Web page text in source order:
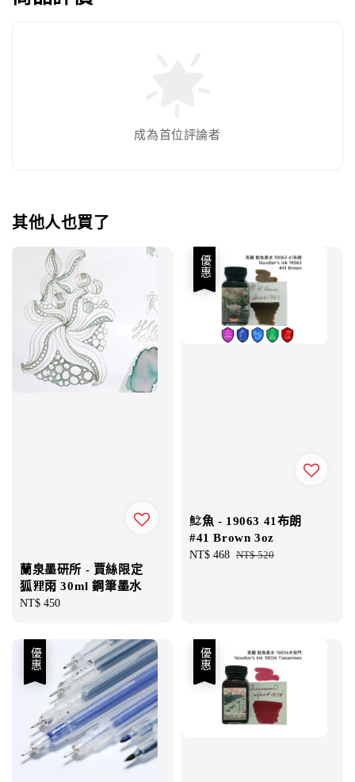
成為首位評論者
其他人也買了
蘭泉墨研所 - 賈絲限定
狐狸雨 30ml 鋼筆墨水
Regular
NT$ 450
優惠
鯰魚 - 19063 41布朗
#41 Brown 3oz
Sale
NT$ 468 Regular
NT$ 520
優惠 優惠